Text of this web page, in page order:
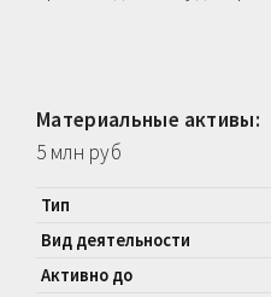
Материальные активы:
5 млн руб
Тип
Вид деятельности
Активно до